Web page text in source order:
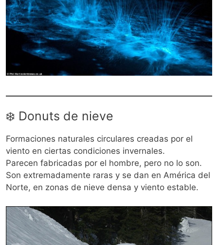
❄️ Donuts de nieve
Formaciones naturales circulares creadas por el
viento en ciertas condiciones invernales.
Parecen fabricadas por el hombre, pero no lo son.
Son extremadamente raras y se dan en América del
Norte, en zonas de nieve densa y viento estable.